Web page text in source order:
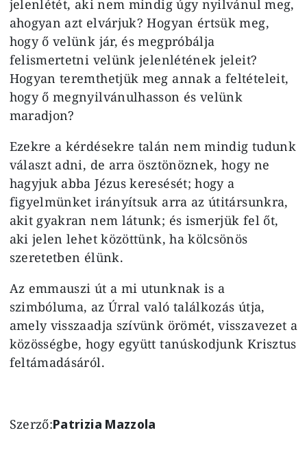
jelenlétét, aki nem mindig úgy nyilvánul meg,
ahogyan azt elvárjuk? Hogyan értsük meg,
hogy ő velünk jár, és megpróbálja
felismertetni velünk jelenlétének jeleit?
Hogyan teremthetjük meg annak a feltételeit,
hogy ő megnyilvánulhasson és velünk
maradjon?
Ezekre a kérdésekre talán nem mindig tudunk
választ adni, de arra ösztönöznek, hogy ne
hagyjuk abba Jézus keresését; hogy a
figyelmünket irányítsuk arra az útitársunkra,
akit gyakran nem látunk; és ismerjük fel őt,
aki jelen lehet közöttünk, ha kölcsönös
szeretetben élünk.
Az emmauszi út a mi utunknak is a
szimbóluma, az Úrral való találkozás útja,
amely visszaadja szívünk örömét, visszavezet a
közösségbe, hogy együtt tanúskodjunk Krisztus
feltámadásáról.
Szerző:Patrizia Mazzola